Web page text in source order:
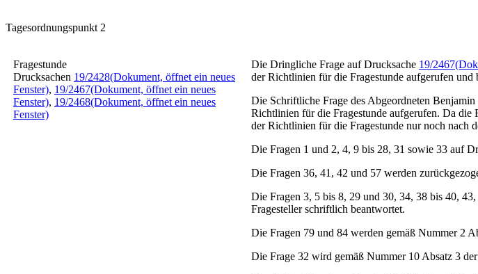
Tagesordnungspunkt 2
Fragestunde
Drucksachen 19/2428(Dokument, öffnet ein neues
Fenster), 19/2467(Dokument, öffnet ein neues
Fenster), 19/2468(Dokument, öffnet ein neues
Fenster)
Die Dringliche Frage auf Drucksache 19/2467
der Richtlinien für die Fragestunde aufgerufen und
Die Schriftliche Frage des Abgeordneten Benjamin
Richtlinien für die Fragestunde aufgerufen. Da die
der Richtlinien für die Fragestunde nur noch nach
Die Fragen 1 und 2, 4, 9 bis 28, 31 sowie 33 auf
Die Fragen 36, 41, 42 und 57 werden
Die Fragen 3, 5 bis 8, 29 und 30, 34, 38 bis 40,
Fragesteller schriftlich beantwortet.
Die Fragen 79 und 84 werden gemäß Nummer 2
Die Frage 32 wird gemäß Nummer 10 Absatz 3